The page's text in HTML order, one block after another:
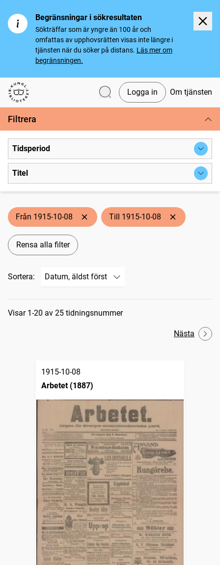
Begränsningar i sökresultaten
Sökträffar som är yngre än 100 år och
omfattas av upphovsrätten visas inte längre i
tjänsten när du söker på distans. Läs mer om
begränsningen.
Svenska tidningar
Logga in Om tjänsten
Filtrera
Tidsperiod
Titel
Från 1915-10-08 Till 1915-10-08
Rensa alla filter
Sortera:
Sökresultat
Visar 1-20 av 25 tidningsnummer
Nästa
1915-10-08
Arbetet (1887)